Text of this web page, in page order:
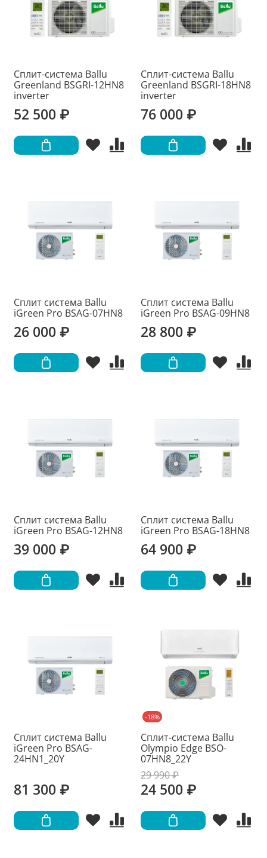
Сплит-система Ballu
Greenland BSGRI-12HN8
inverter
52 500 ₽
Сплит-система Ballu
Greenland BSGRI-18HN8
inverter
76 000 ₽
Сплит система Ballu
iGreen Pro BSAG-07HN8
26 000 ₽
Сплит система Ballu
iGreen Pro BSAG-09HN8
28 800 ₽
Сплит система Ballu
iGreen Pro BSAG-12HN8
39 000 ₽
Сплит система Ballu
iGreen Pro BSAG-18HN8
64 900 ₽
Сплит система Ballu
iGreen Pro BSAG-
24HN1_20Y
81 300 ₽
-18%
Сплит-система Ballu
Olympio Edge BSO-
07HN8_22Y
29 990 ₽
24 500 ₽